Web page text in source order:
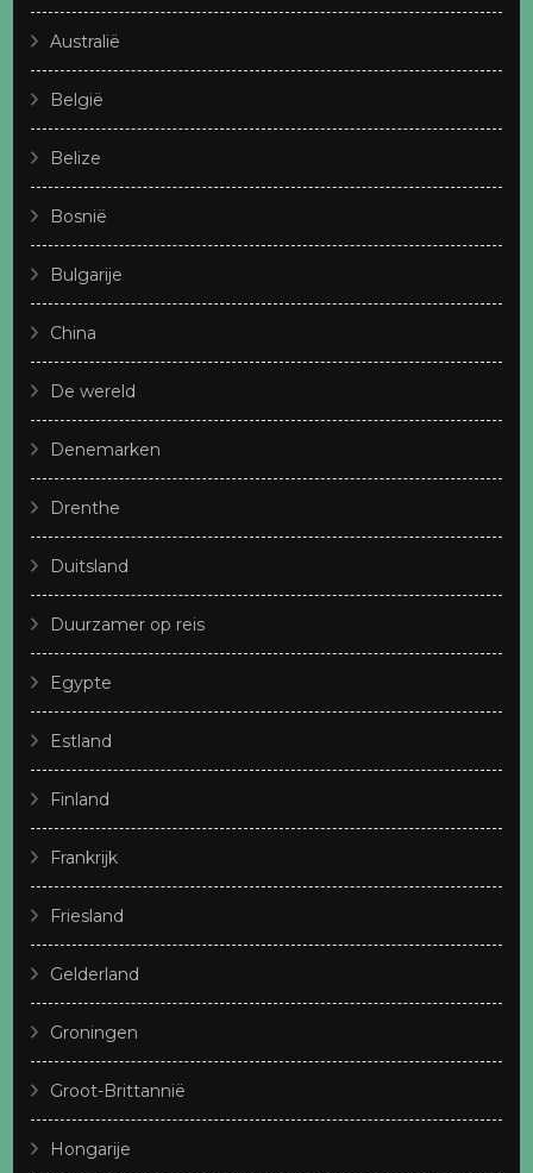
Australië
België
Belize
Bosnië
Bulgarije
China
De wereld
Denemarken
Drenthe
Duitsland
Duurzamer op reis
Egypte
Estland
Finland
Frankrijk
Friesland
Gelderland
Groningen
Groot-Brittannië
Hongarije